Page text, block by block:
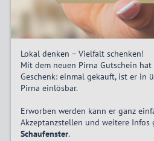
Lokal denken – Vielfalt schenken!
Mit dem neuen Pirna Gutschein
Geschenk: einmal gekauft, ist er in
Pirna einlösbar.
Erworben werden kann er ganz
Akzeptanzstellen und weitere Infos
Schaufenster.